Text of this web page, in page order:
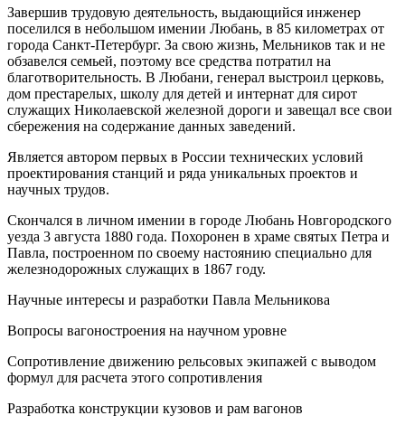
Завершив трудовую деятельность, выдающийся инженер
поселился в небольшом имении Любань, в 85 километрах от
города Санкт-Петербург. За свою жизнь, Мельников так и не
обзавелся семьей, поэтому все средства потратил на
благотворительность. В Любани, генерал выстроил церковь,
дом престарелых, школу для детей и интернат для сирот
служащих Николаевской железной дороги и завещал все свои
сбережения на содержание данных заведений.
Является автором первых в России технических условий
проектирования станций и ряда уникальных проектов и
научных трудов.
Скончался в личном имении в городе Любань Новгородского
уезда 3 августа 1880 года. Похоронен в храме святых Петра и
Павла, построенном по своему настоянию специально для
железнодорожных служащих в 1867 году.
Научные интересы и разработки Павла Мельникова
Вопросы вагоностроения на научном уровне
Сопротивление движению рельсовых экипажей с выводом
формул для расчета этого сопротивления
Разработка конструкции кузовов и рам вагонов